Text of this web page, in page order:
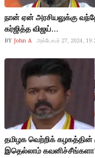
நான் ஏன் அரசியலுக்கு
கர்ஜித்த விஜய்…
BY John A அக்டோபர் 27, 2024,
தமிழக வெற்றிக் கழகத்தின்
இதெல்லாம்